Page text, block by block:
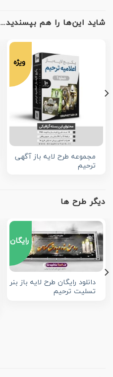
شاید این‌ها را هم بپسندید…
ویژه
مجموعه طرح لایه باز آگهی
ترحیم
دیگر طرح ها
رایگان
دانلود رایگان طرح لایه باز بنر
تسلیت ترحیم